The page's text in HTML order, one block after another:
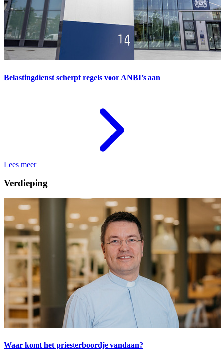
Belastingdienst scherpt regels voor ANBI’s aan
Lees meer
Verdieping
Waar komt het priesterboordje vandaan?